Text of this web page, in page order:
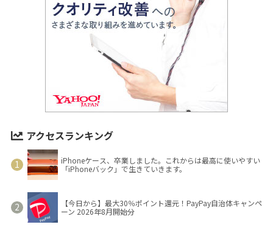
アクセスランキング
iPhoneケース、卒業しました。これからは最高に使いやすい
「iPhoneバック」で生きていきます。
【今日から】最大30％ポイント還元！PayPay自治体キャンペ
ーン 2026年8月開始分